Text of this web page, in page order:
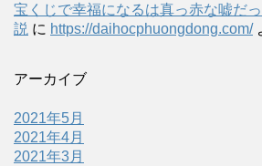
宝くじで幸福になるは真っ赤な嘘だ
説 に https://daihocphuongdong.com/
アーカイブ
2021年5月
2021年4月
2021年3月